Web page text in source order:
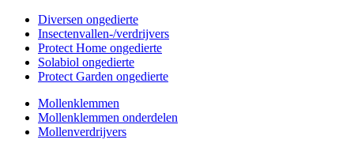
Diversen ongedierte
Insectenvallen-/verdrijvers
Protect Home ongedierte
Solabiol ongedierte
Protect Garden ongedierte
Mollenklemmen
Mollenklemmen onderdelen
Mollenverdrijvers